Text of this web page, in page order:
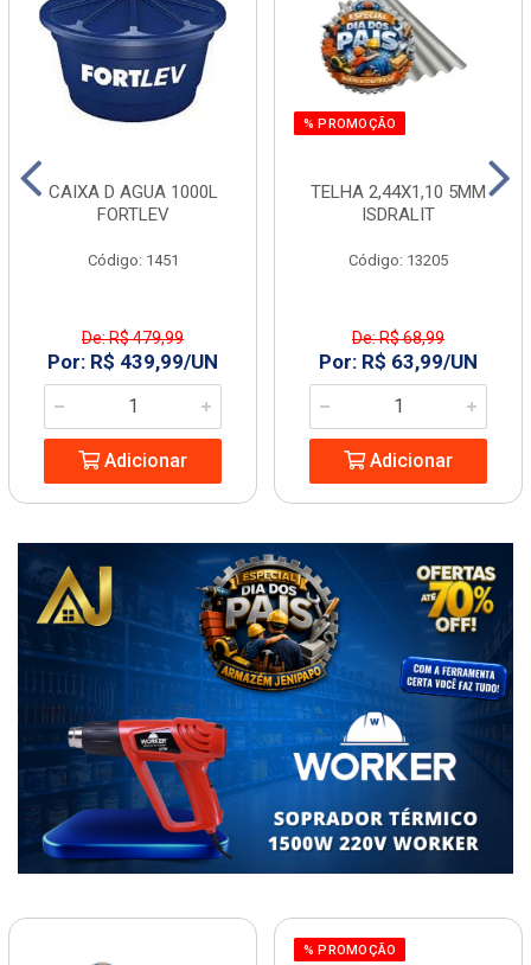
CAIXA D AGUA 1000L
FORTLEV
Código: 1451
De: R$ 479,99
Por: R$ 439,99/UN
Adicionar
% PROMOÇÃO
TELHA 2,44X1,10 5MM
ISDRALIT
Código: 13205
De: R$ 68,99
Por: R$ 63,99/UN
Adicionar
% PROMOÇÃO